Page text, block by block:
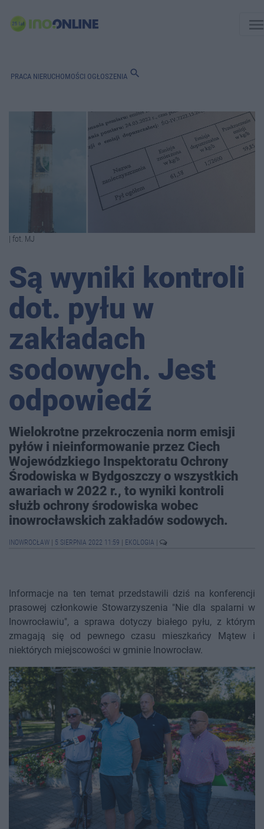
PRACA NIERUCHOMOŚCI OGŁOSZENIA search
| fot. MJ
Są wyniki kontroli
dot. pyłu w
zakładach
sodowych. Jest
odpowiedź
Wielokrotne przekroczenia norm emisji
pyłów i nieinformowanie przez Ciech
Wojewódzkiego Inspektoratu Ochrony
Środowiska w Bydgoszczy o wszystkich
awariach w 2022 r., to wyniki kontroli
służb ochrony środowiska wobec
inowrocławskich zakładów sodowych.
INOWROCŁAW 5 SIERPNIA 2022 11:59 EKOLOGIA
Informacje na ten temat przedstawili dziś na konferencji
prasowej członkowie Stowarzyszenia "Nie dla spalarni w
Inowrocławiu", a sprawa dotyczy białego pyłu, z którym
zmagają się od pewnego czasu mieszkańcy Mątew i
niektórych miejscowości w gminie Inowrocław.